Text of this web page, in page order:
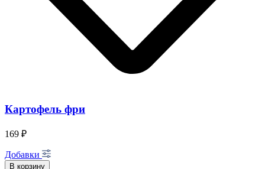
Картофель фри
169 ₽
Добавки
В корзину